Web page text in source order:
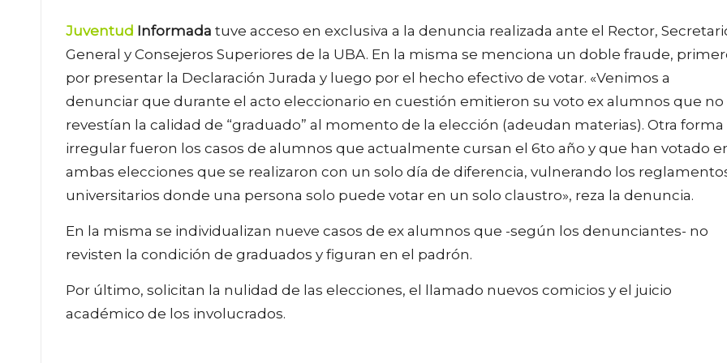
Juventud Informada tuve acceso en exclusiva a la denuncia realizada ante el Rector,
General y Consejeros Superiores de la UBA. En la misma se menciona un doble fraude,
por presentar la Declaración Jurada y luego por el hecho efectivo de votar. «Venimos a
denunciar que durante el acto eleccionario en cuestión emitieron su voto ex alumnos que no
revestían la calidad de “graduado” al momento de la elección (adeudan materias). Otra forma
irregular fueron los casos de alumnos que actualmente cursan el 6to año y que han votado
ambas elecciones que se realizaron con un solo día de diferencia, vulnerando los
universitarios donde una persona solo puede votar en un solo claustro», reza la denuncia.
En la misma se individualizan nueve casos de ex alumnos que -según los denunciantes- no
revisten la condición de graduados y figuran en el padrón.
Por último, solicitan la nulidad de las elecciones, el llamado nuevos comicios y el juicio
académico de los involucrados.